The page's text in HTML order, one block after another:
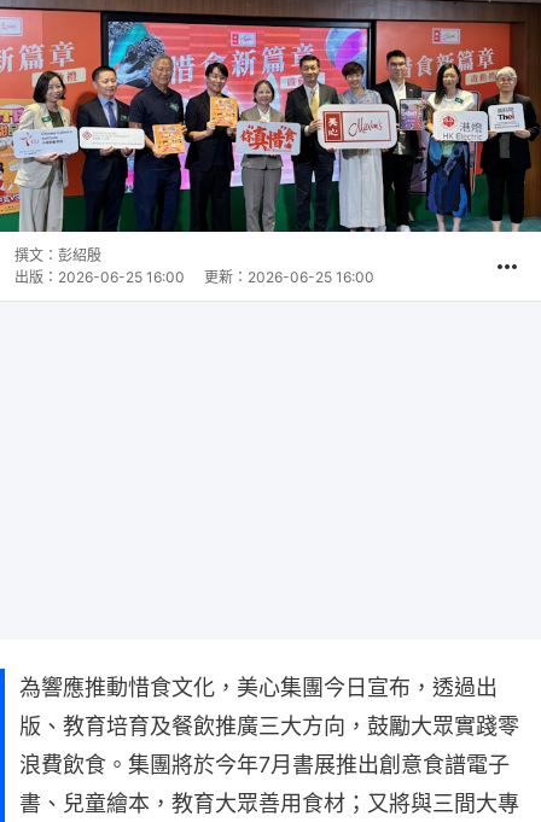
撰文： 彭紹殷
出版： 2026-06-25 16:00 更新： 2026-06-25 16:00
為響應推動惜食文化，美心集團今日宣布，透過出
版、教育培育及餐飲推廣三大方向，鼓勵大眾實踐零
浪費飲食。集團將於今年7月書展推出創意食譜電子
書、兒童繪本，教育大眾善用食材；又將與三間大專